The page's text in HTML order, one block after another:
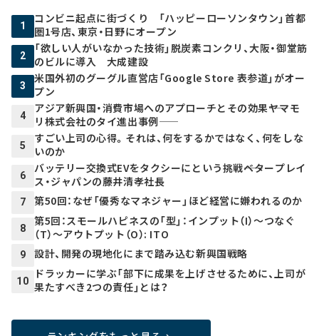
1
コンビニ起点に街づくり 「ハッピーローソンタウン」首都
圏1号店、東京・日野にオープン
2
「欲しい人がいなかった技術」脱炭素コンクリ、大阪・御堂筋
のビルに導入 大成建設
3
米国外初のグーグル直営店「Google Store 表参道」がオー
プン
4
アジア新興国・消費市場へのアプローチとその効果――ヤマモ
リ株式会社のタイ進出事例――
5
すごい上司の心得。それは、何をするかではなく、何をしな
いのか
6
バッテリー交換式EVをタクシーにという挑戦――ベタープレイ
ス・ジャパンの藤井清孝社長
7 第50回：なぜ「優秀なマネジャー」ほど経営に嫌われるのか
8
第5回：スモールハピネスの「型」：インプット（I）～つなぐ
（T）～アウトプット（O）: ITO
9 設計、開発の現地化にまで踏み込む新興国戦略
10
ドラッカーに学ぶ「部下に成果を上げさせるために、上司が
果たすべき2つの責任」とは？